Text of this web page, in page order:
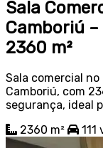
Sala
Camboriú
2360 m²
Sala comercial no
Camboriú, com
segurança, ideal
2360 m²
111